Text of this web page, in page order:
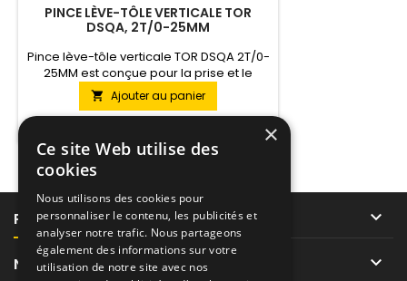
PINCE LÈVE-TÔLE VERTICALE TOR
DSQA, 2T/0-25MM
Pince lève-tôle verticale TOR DSQA 2T/0-
25MM est conçue pour la prise et le
transport de tôles jusqu'à 2 tonnes et 25
mm d'épaisseur.
 Ajouter au panier
PRODUITS 
NOTRE SOCIÉTÉ 
×
Ce site Web utilise des
cookies
Nous utilisons des cookies pour
personnaliser le contenu, les publicités et
analyser notre trafic. Nous partageons
également des informations sur votre
utilisation de notre site avec nos